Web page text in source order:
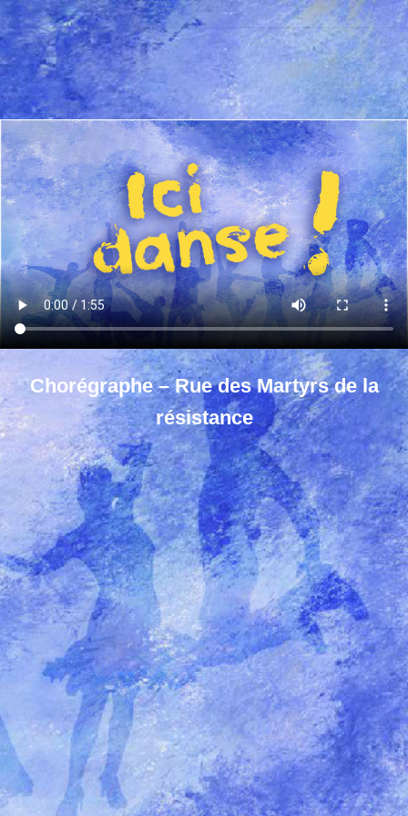
Chorégraphe – Rue des Martyrs de la
résistance